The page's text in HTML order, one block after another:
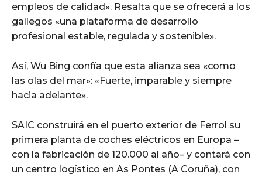
empleos de calidad». Resalta que se ofrecerá a los
gallegos «una plataforma de desarrollo
profesional estable, regulada y sostenible».
Así, Wu Bing confía que esta alianza sea «como
las olas del mar»: «Fuerte, imparable y siempre
hacia adelante».
SAIC construirá en el puerto exterior de Ferrol su
primera planta de coches eléctricos en Europa –
con la fabricación de 120.000 al año– y contará con
un centro logístico en As Pontes (A Coruña), con